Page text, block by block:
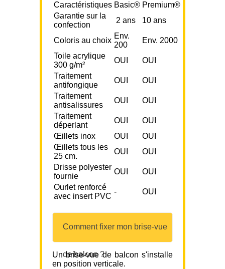
Caractéristiques Basic® Premium®
Garantie sur la
confection
2 ans 10 ans
Coloris au choix
Env.
200
Env. 2000
Toile acrylique
300 g/m²
OUI
OUI
Traitement
antifongique
OUI
OUI
Traitement
antisalissures
OUI
OUI
Traitement
déperlant
OUI
OUI
Œillets inox
OUI
OUI
Œillets tous les
25 cm.
OUI
OUI
Drisse polyester
fournie
OUI
OUI
Ourlet renforcé
avec insert PVC
- OUI
Comment fixer mon brise-vue
de balcon ?
Un brise-vue de balcon s'installe
en position verticale.